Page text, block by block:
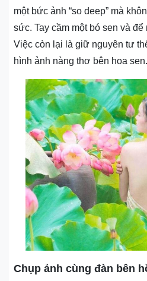
một bức ảnh “so deep” mà
sức. Tay cầm một bó sen và
Việc còn lại là giữ nguyên tư
hình ảnh nàng thơ bên hoa sen.
Chụp ảnh cùng đàn bên